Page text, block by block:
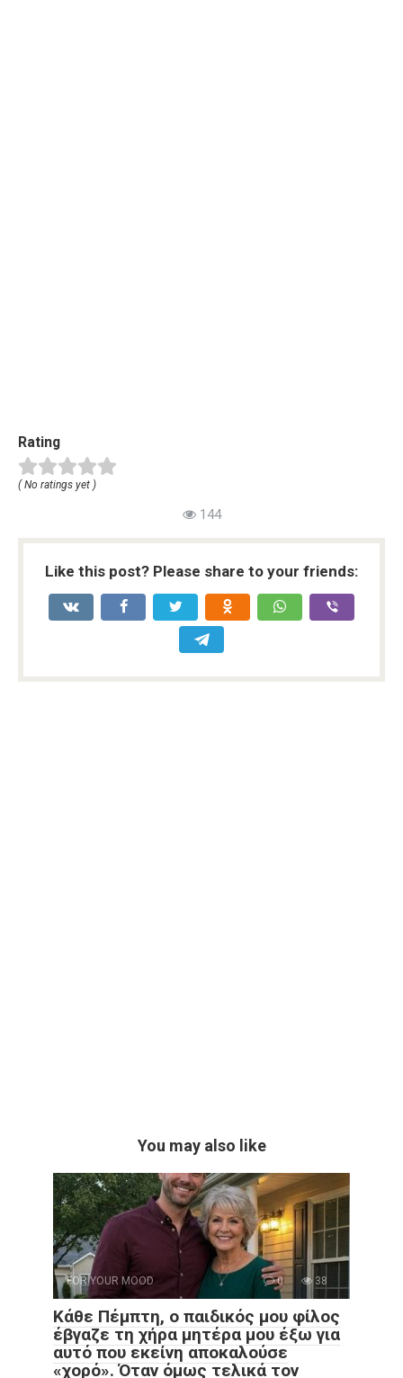
Rating
( No ratings yet )
144
Like this post? Please share to your friends:
You may also like
FOR YOUR MOOD 0 38
Κάθε Πέμπτη, ο παιδικός μου φίλος
έβγαζε τη χήρα μητέρα μου έξω για
αυτό που εκείνη αποκαλούσε
«χορό». Όταν όμως τελικά τον